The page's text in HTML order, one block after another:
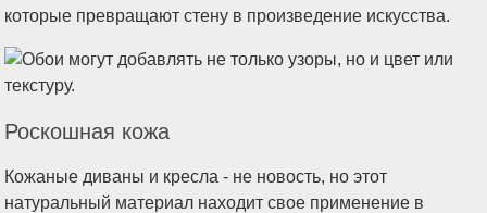
которые превращают стену в произведение искусства.
Роскошная кожа
Кожаные диваны и кресла - не новость, но этот
натуральный материал находит свое применение в